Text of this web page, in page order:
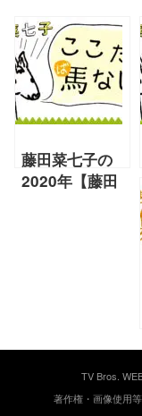
藤田菜七子の
2020年【藤田
TV Bros.
著作権・画像使用